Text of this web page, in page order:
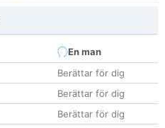
En man
Berättar för dig
Berättar för dig
Berättar för dig